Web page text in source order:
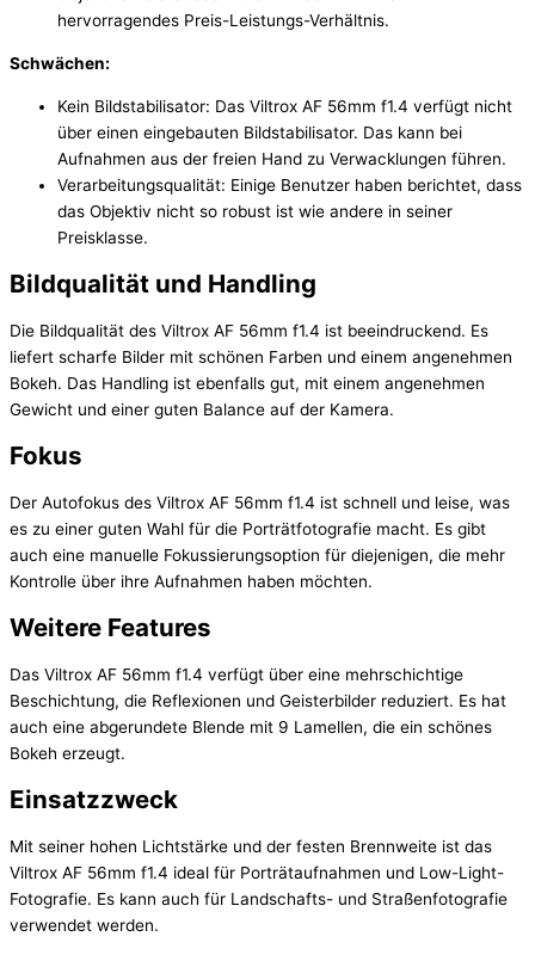
hervorragendes Preis-Leistungs-Verhältnis.
Schwächen:
Kein Bildstabilisator: Das Viltrox AF 56mm f1.4 verfügt nicht
über einen eingebauten Bildstabilisator. Das kann bei
Aufnahmen aus der freien Hand zu Verwacklungen führen.
Verarbeitungsqualität: Einige Benutzer haben berichtet, dass
das Objektiv nicht so robust ist wie andere in seiner
Preisklasse.
Bildqualität und Handling
Die Bildqualität des Viltrox AF 56mm f1.4 ist beeindruckend. Es
liefert scharfe Bilder mit schönen Farben und einem angenehmen
Bokeh. Das Handling ist ebenfalls gut, mit einem angenehmen
Gewicht und einer guten Balance auf der Kamera.
Fokus
Der Autofokus des Viltrox AF 56mm f1.4 ist schnell und leise, was
es zu einer guten Wahl für die Porträtfotografie macht. Es gibt
auch eine manuelle Fokussierungsoption für diejenigen, die mehr
Kontrolle über ihre Aufnahmen haben möchten.
Weitere Features
Das Viltrox AF 56mm f1.4 verfügt über eine mehrschichtige
Beschichtung, die Reflexionen und Geisterbilder reduziert. Es hat
auch eine abgerundete Blende mit 9 Lamellen, die ein schönes
Bokeh erzeugt.
Einsatzzweck
Mit seiner hohen Lichtstärke und der festen Brennweite ist das
Viltrox AF 56mm f1.4 ideal für Porträtaufnahmen und Low-Light-
Fotografie. Es kann auch für Landschafts- und Straßenfotografie
verwendet werden.